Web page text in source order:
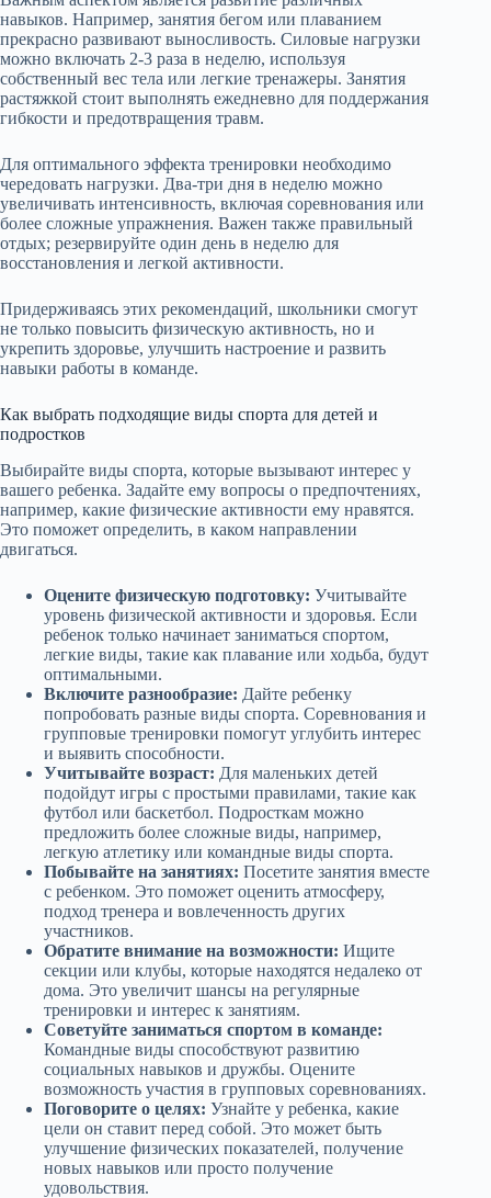
навыков. Например, занятия бегом или плаванием
прекрасно развивают выносливость. Силовые нагрузки
можно включать 2-3 раза в неделю, используя
собственный вес тела или легкие тренажеры. Занятия
растяжкой стоит выполнять ежедневно для поддержания
гибкости и предотвращения травм.
Для оптимального эффекта тренировки необходимо
чередовать нагрузки. Два-три дня в неделю можно
увеличивать интенсивность, включая соревнования или
более сложные упражнения. Важен также правильный
отдых; резервируйте один день в неделю для
восстановления и легкой активности.
Придерживаясь этих рекомендаций, школьники смогут
не только повысить физическую активность, но и
укрепить здоровье, улучшить настроение и развить
навыки работы в команде.
Как выбрать подходящие виды спорта для детей и
подростков
Выбирайте виды спорта, которые вызывают интерес у
вашего ребенка. Задайте ему вопросы о предпочтениях,
например, какие физические активности ему нравятся.
Это поможет определить, в каком направлении
двигаться.
Оцените физическую подготовку: Учитывайте
уровень физической активности и здоровья. Если
ребенок только начинает заниматься спортом,
легкие виды, такие как плавание или ходьба, будут
оптимальными.
Включите разнообразие: Дайте ребенку
попробовать разные виды спорта. Соревнования и
групповые тренировки помогут углубить интерес
и выявить способности.
Учитывайте возраст: Для маленьких детей
подойдут игры с простыми правилами, такие как
футбол или баскетбол. Подросткам можно
предложить более сложные виды, например,
легкую атлетику или командные виды спорта.
Побывайте на занятиях: Посетите занятия вместе
с ребенком. Это поможет оценить атмосферу,
подход тренера и вовлеченность других
участников.
Обратите внимание на возможности: Ищите
секции или клубы, которые находятся недалеко от
дома. Это увеличит шансы на регулярные
тренировки и интерес к занятиям.
Советуйте заниматься спортом в команде:
Командные виды способствуют развитию
социальных навыков и дружбы. Оцените
возможность участия в групповых соревнованиях.
Поговорите о целях: Узнайте у ребенка, какие
цели он ставит перед собой. Это может быть
улучшение физических показателей, получение
новых навыков или просто получение
удовольствия.